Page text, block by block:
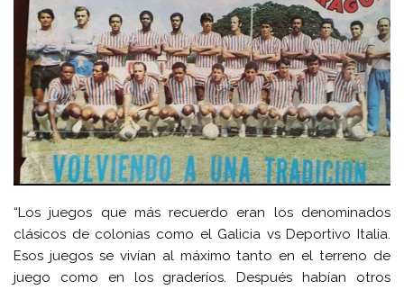
“Los juegos que más recuerdo eran los denominados
clásicos de colonias como el Galicia vs Deportivo Italia.
Esos juegos se vivían al máximo tanto en el terreno de
juego como en los graderíos. Después habían otros